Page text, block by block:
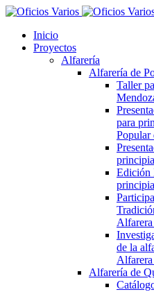
Inicio
Proyectos
Alfarería
Alfarería de
Taller
para
Popular
Edición
Alfarera
de la
Alfarera
Alfarería de